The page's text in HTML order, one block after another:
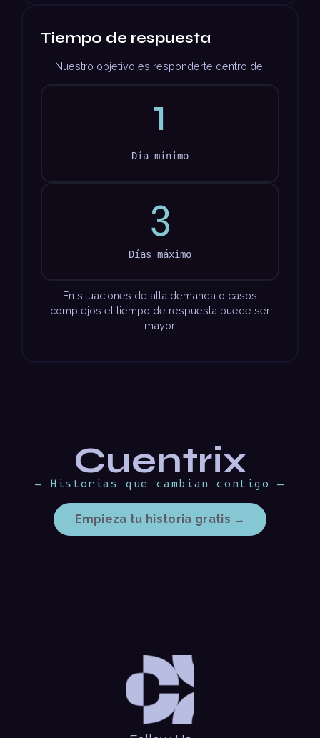
Tiempo de respuesta
Nuestro objetivo es responderte dentro de:
1
Día mínimo
3
Días máximo
En situaciones de alta demanda o casos
complejos el tiempo de respuesta puede ser
mayor.
Cuentrix
— Historias que cambian contigo —
Empieza tu historia gratis →